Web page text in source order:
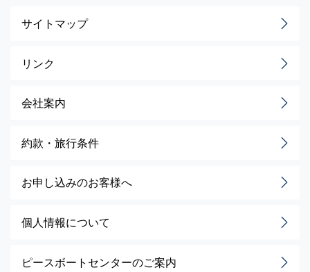
サイトマップ
リンク
会社案内
約款・旅行条件
お申し込みのお客様へ
個人情報について
ピースボートセンターのご案内